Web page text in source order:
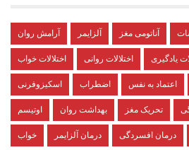
آرامش روان آلزایمر آناتومی مغز
اختلالات خواب اختلالات روانی یادگیری
اسکیزوفرنی اضطراب اعتماد به نفس
اوتیسم بهداشت روان تحریک مغز
خواب درمان آلزایمر درمان افسردگی